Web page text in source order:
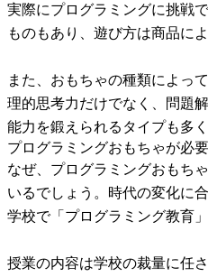
実際にプログラミングに挑戦
ものもあり、遊び方は商品に
また、おもちゃの種類によっ
理的思考力だけでなく、問題
能力を鍛えられるタイプも多
プログラミングおもちゃが必
なぜ、プログラミングおもち
いるでしょう。時代の変化に
学校で「プログラミング教育
授業の内容は学校の裁量に任